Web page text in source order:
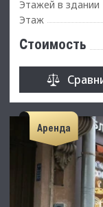
Этажей в здании
Этаж
Стоимость
Аренда